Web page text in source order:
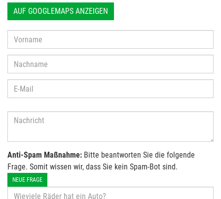
AUF GOOGLEMAPS ANZEIGEN
Anti-Spam Maßnahme: Bitte beantworten Sie die folgende
Frage. Somit wissen wir, dass Sie kein Spam-Bot sind.
NEUE FRAGE